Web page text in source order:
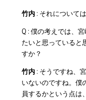
竹内: それについて
Q : 僕の考えでは、
たいと思っていると
すか？
竹内: そうですね、
いないのですね。僕
員するかという点は